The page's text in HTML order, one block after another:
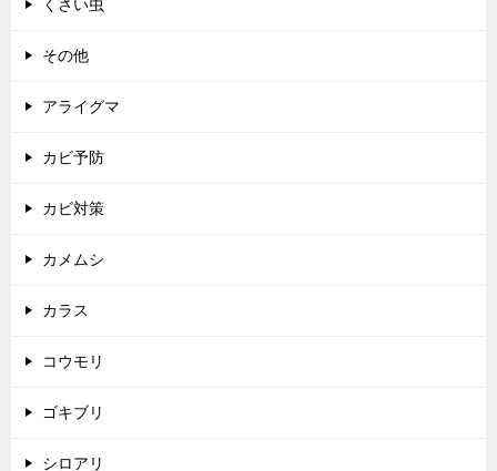
くさい虫
その他
アライグマ
カビ予防
カビ対策
カメムシ
カラス
コウモリ
ゴキブリ
シロアリ